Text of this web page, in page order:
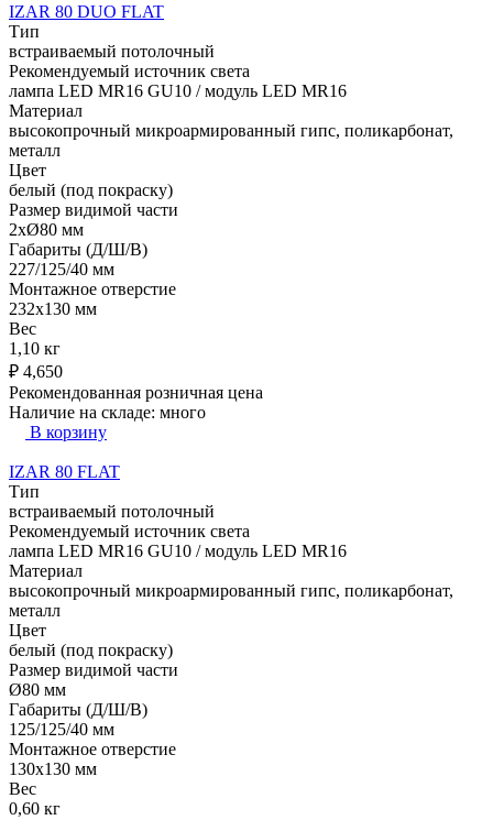
IZAR 80 DUO FLAT
Тип
встраиваемый потолочный
Рекомендуемый источник света
лампа LED MR16 GU10 / модуль LED MR16
Материал
высокопрочный микроармированный гипс, поликарбонат,
металл
Цвет
белый (под покраску)
Размер видимой части
2xØ80 мм
Габариты (Д/Ш/В)
227/125/40 мм
Монтажное отверстие
232x130 мм
Вес
1,10 кг
₽ 4,650
Рекомендованная розничная цена
Наличие на складе: много
В корзину
IZAR 80 FLAT
Тип
встраиваемый потолочный
Рекомендуемый источник света
лампа LED MR16 GU10 / модуль LED MR16
Материал
высокопрочный микроармированный гипс, поликарбонат,
металл
Цвет
белый (под покраску)
Размер видимой части
Ø80 мм
Габариты (Д/Ш/В)
125/125/40 мм
Монтажное отверстие
130x130 мм
Вес
0,60 кг